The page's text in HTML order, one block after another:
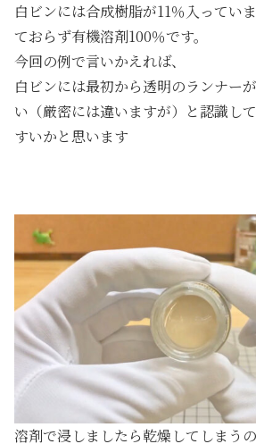
白ビンには合成樹脂が11％入ってい
ておらず有機溶剤100％です。
今回の例で言いかえれば、
白ビンには最初から透明のランナー
い（厳密には違いますが）と認識し
すいかと思います
溶剤で浸しましたら乾燥してしまう